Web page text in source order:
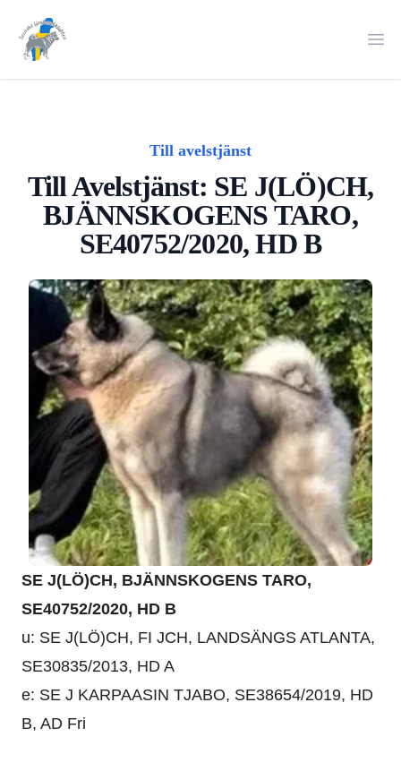
Svenska Gråhundklubben
Till avelstjänst
Till Avelstjänst: SE J(LÖ)CH,
BJÄNNSKOGENS TARO,
SE40752/2020, HD B
SE J(LÖ)CH, BJÄNNSKOGENS TARO,
SE40752/2020, HD B
u: SE J(LÖ)CH, FI JCH, LANDSÄNGS ATLANTA,
SE30835/2013, HD A
e: SE J KARPAASIN TJABO, SE38654/2019, HD
B, AD Fri